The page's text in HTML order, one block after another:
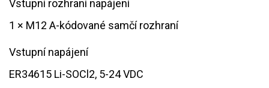
Vstupní rozhraní napájení
1 × M12 A-kódované samčí rozhraní
Vstupní napájení
ER34615 Li-SOCl2, 5-24 VDC